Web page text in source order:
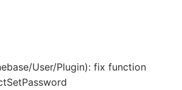
User/Plugin): fix function